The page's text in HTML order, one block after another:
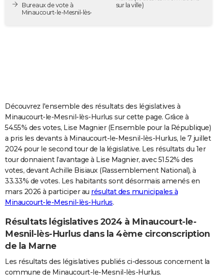
Destinations
City break
Voyage nature
Voyage de noces
Forum
PHOTO
Dictionnaire
Biographies
Citations
Expressions
Proverbes
PROGRAMME TV
COPAINS D'AVANT
S'inscrire
Se connecter
Lycées
Collèges
Primaires
Universités
Entreprises
Service militaire
Avis de recherche
AVIS DE DÉCÈS
FORUM
Bureaux de vote à
Minaucourt-le-Mesnil-lès-
sur la ville)
Découvrez l'ensemble des résultats des législatives à
Minaucourt-le-Mesnil-lès-Hurlus sur cette page. Grâce à
54.55% des votes, Lise Magnier (Ensemble pour la République)
a pris les devants à Minaucourt-le-Mesnil-lès-Hurlus, le 7 juillet
2024 pour le second tour de la législative. Les résultats du 1er
tour donnaient l’avantage à Lise Magnier, avec 51.52% des
votes, devant Achille Bisiaux (Rassemblement National), à
33.33% de votes. Les habitants sont désormais amenés en
mars 2026 à participer au résultat des municipales à
Minaucourt-le-Mesnil-lès-Hurlus.
Résultats législatives 2024 à Minaucourt-le-
Mesnil-lès-Hurlus dans la 4ème circonscription
de la Marne
Les résultats des législatives publiés ci-dessous concernent la
commune de Minaucourt-le-Mesnil-lès-Hurlus.